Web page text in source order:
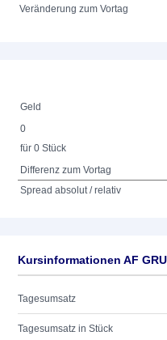
Veränderung zum Vortag
Geld
0
für 0 Stück
Differenz zum Vortag
Spread absolut / relativ
Kursinformationen AF
Tagesumsatz
Tagesumsatz in Stück